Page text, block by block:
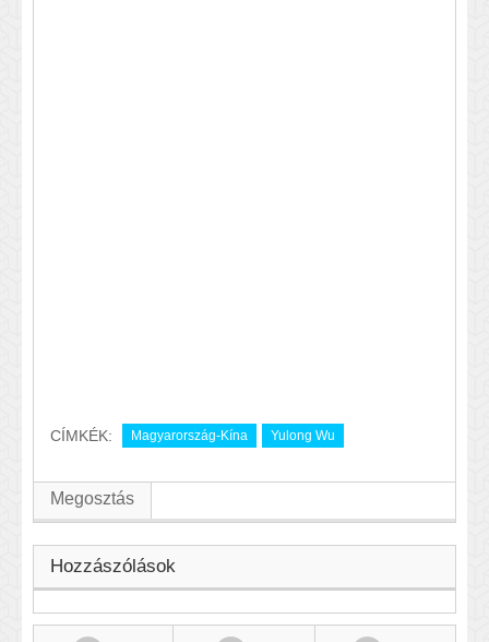
CÍMKÉK: Magyarország-Kína Yulong Wu
Megosztás
Hozzászólások